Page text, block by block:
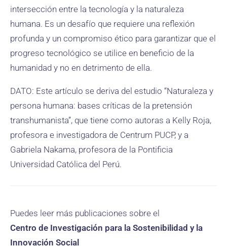
intersección entre la tecnología y la naturaleza
humana. Es un desafío que requiere una reflexión
profunda y un compromiso ético para garantizar que el
progreso tecnológico se utilice en beneficio de la
humanidad y no en detrimento de ella.
DATO: Este artículo se deriva del estudio “Naturaleza y
persona humana: bases críticas de la pretensión
transhumanista”, que tiene como autoras a Kelly Roja,
profesora e investigadora de Centrum PUCP, y a
Gabriela Nakama, profesora de la Pontificia
Universidad Católica del Perú.
Puedes leer más publicaciones sobre el
Centro de Investigación para la Sostenibilidad y la
Innovación Social